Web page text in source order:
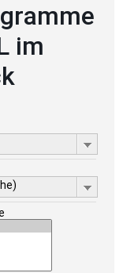
im